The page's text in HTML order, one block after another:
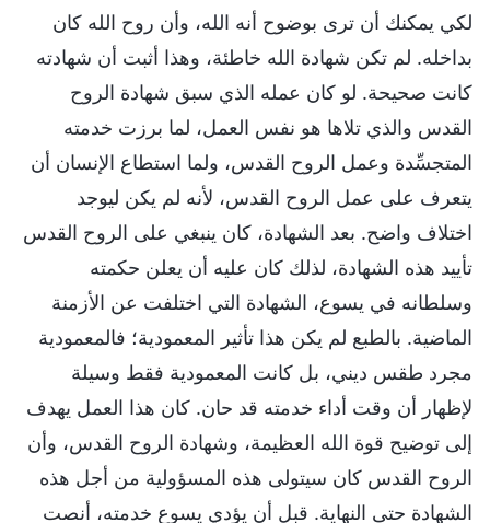
لكي يمكنك أن ترى بوضوح أنه الله، وأن روح الله كان
بداخله. لم تكن شهادة الله خاطئة، وهذا أثبت أن شهادته
كانت صحيحة. لو كان عمله الذي سبق شهادة الروح
القدس والذي تلاها هو نفس العمل، لما برزت خدمته
المتجسِّدة وعمل الروح القدس، ولما استطاع الإنسان أن
يتعرف على عمل الروح القدس، لأنه لم يكن ليوجد
اختلاف واضح. بعد الشهادة، كان ينبغي على الروح القدس
تأييد هذه الشهادة، لذلك كان عليه أن يعلن حكمته
وسلطانه في يسوع، الشهادة التي اختلفت عن الأزمنة
الماضية. بالطبع لم يكن هذا تأثير المعمودية؛ فالمعمودية
مجرد طقس ديني، بل كانت المعمودية فقط وسيلة
لإظهار أن وقت أداء خدمته قد حان. كان هذا العمل يهدف
إلى توضيح قوة الله العظيمة، وشهادة الروح القدس، وأن
الروح القدس كان سيتولى هذه المسؤولية من أجل هذه
الشهادة حتى النهاية. قبل أن يؤدي يسوع خدمته، أنصت